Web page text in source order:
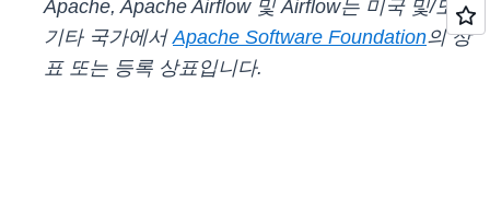
Apache, Apache Airflow 및 Airflow는 미국 및/또는
기타 국가에서Apache Software Foundation의 상
표 또는 등록 상표입니다.